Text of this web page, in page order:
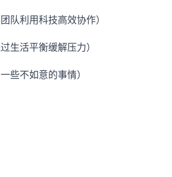
利用科技高效协作）
活平衡缓解压力）
不如意的事情）